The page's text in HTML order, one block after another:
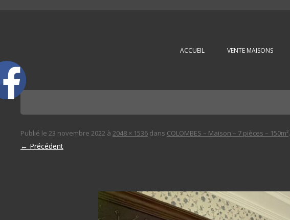
ACCUEIL VENTE MAISONS
Publié le 23 novembre 2022 à 2048 × 1536 dans COLOMBES – Maison – 7 pièces – 150m².
← Précédent